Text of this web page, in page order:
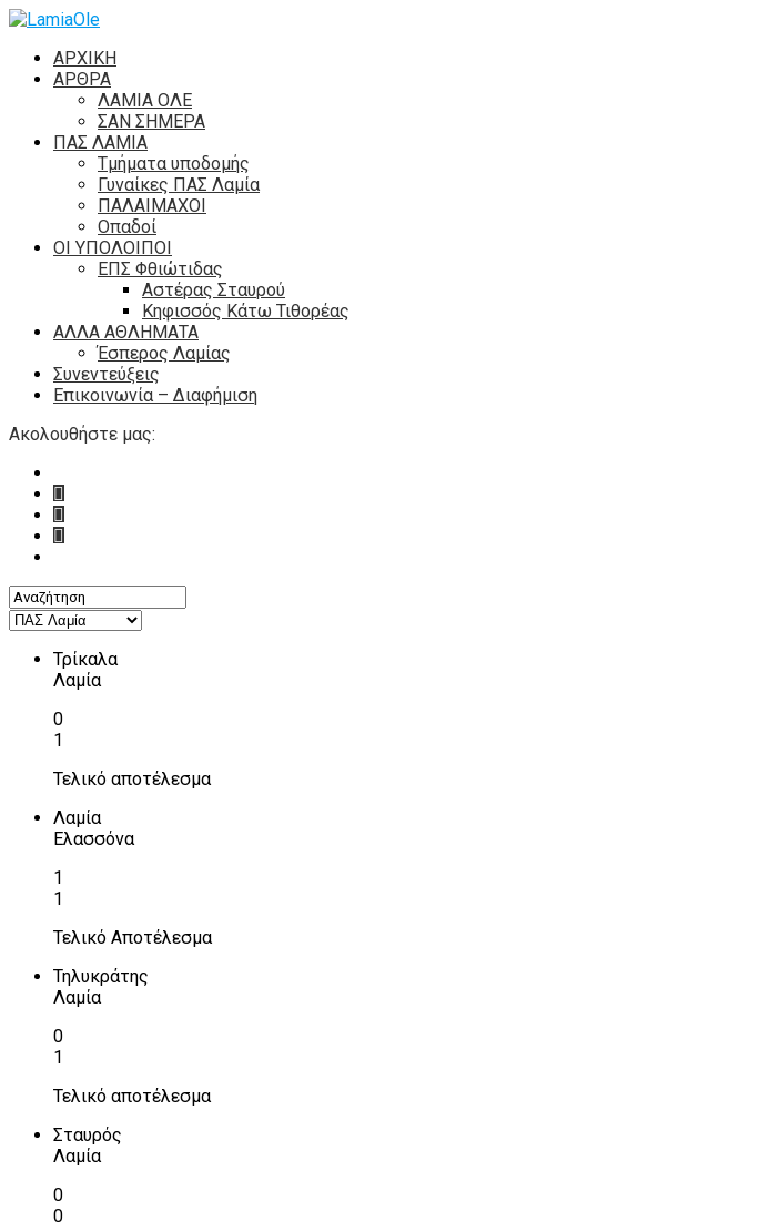
ΑΡΧΙΚΗ
ΑΡΘΡΑ
ΛΑΜΙΑ ΟΛΕ
ΣΑΝ ΣΗΜΕΡΑ
ΠΑΣ ΛΑΜΙΑ
Τμήματα υποδομής
Γυναίκες ΠΑΣ Λαμία
ΠΑΛΑΙΜΑΧΟΙ
Οπαδοί
ΟΙ ΥΠΟΛΟΙΠΟΙ
ΕΠΣ Φθιώτιδας
Αστέρας Σταυρού
Κηφισσός Κάτω Τιθορέας
ΑΛΛΑ ΑΘΛΗΜΑΤΑ
Έσπερος Λαμίας
Συνεντεύξεις
Επικοινωνία – Διαφήμιση
Ακολουθήστε μας:
Τρίκαλα
Λαμία
0
1
Τελικό αποτέλεσμα
Λαμία
Ελασσόνα
1
1
Τελικό Αποτέλεσμα
Τηλυκράτης
Λαμία
0
1
Τελικό αποτέλεσμα
Σταυρός
Λαμία
0
0